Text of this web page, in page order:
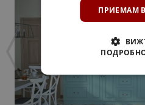
ПРИЕМАМ